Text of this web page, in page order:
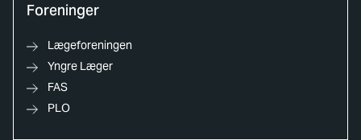
Foreninger
Lægeforeningen
Yngre Læger
FAS
PLO